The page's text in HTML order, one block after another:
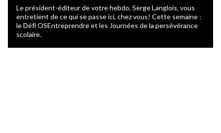
Le président-éditeur de votre hebdo, Serge Langlois, vous
entretient de ce qui se passe ici, chez vous! Cette semaine :
le Défi OSEntreprendre et les Journées de la persévérance
scolaire.